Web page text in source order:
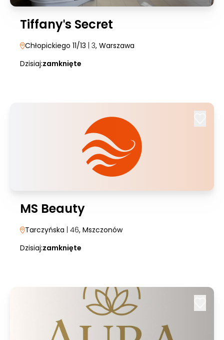
Tiffanyˈs Secret
Chłopickiego 11/13 | 3, Warszawa
Dzisiaj:zamknięte
MS Beauty
Tarczyńska | 46, Mszczonów
Dzisiaj:zamknięte